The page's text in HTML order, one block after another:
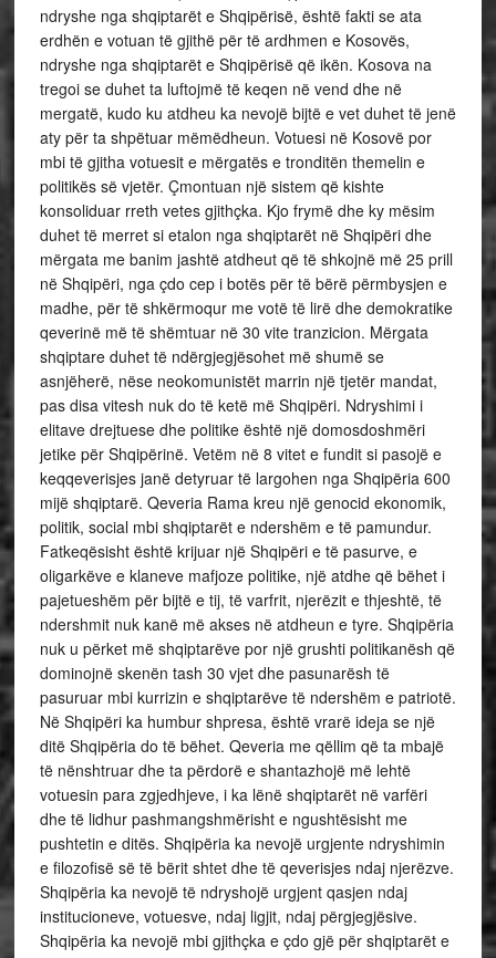
ndryshe nga shqiptarët e Shqipërisë, është fakti se ata
erdhën e votuan të gjithë për të ardhmen e Kosovës,
ndryshe nga shqiptarët e Shqipërisë që ikën. Kosova na
tregoi se duhet ta luftojmë të keqen në vend dhe në
mergatë, kudo ku atdheu ka nevojë bijtë e vet duhet të jenë
aty për ta shpëtuar mëmëdheun. Votuesi në Kosovë por
mbi të gjitha votuesit e mërgatës e tronditën themelin e
politikës së vjetër. Çmontuan një sistem që kishte
konsoliduar rreth vetes gjithçka. Kjo frymë dhe ky mësim
duhet të merret si etalon nga shqiptarët në Shqipëri dhe
mërgata me banim jashtë atdheut që të shkojnë më 25 prill
në Shqipëri, nga çdo cep i botës për të bërë përmbysjen e
madhe, për të shkërmoqur me votë të lirë dhe demokratike
qeverinë më të shëmtuar në 30 vite tranzicion. Mërgata
shqiptare duhet të ndërgjegjësohet më shumë se
asnjëherë, nëse neokomunistët marrin një tjetër mandat,
pas disa vitesh nuk do të ketë më Shqipëri. Ndryshimi i
elitave drejtuese dhe politike është një domosdoshmëri
jetike për Shqipërinë. Vetëm në 8 vitet e fundit si pasojë e
keqqeverisjes janë detyruar të largohen nga Shqipëria 600
mijë shqiptarë. Qeveria Rama kreu një genocid ekonomik,
politik, social mbi shqiptarët e ndershëm e të pamundur.
Fatkeqësisht është krijuar një Shqipëri e të pasurve, e
oligarkëve e klaneve mafjoze politike, një atdhe që bëhet i
pajetueshëm për bijtë e tij, të varfrit, njerëzit e thjeshtë, të
ndershmit nuk kanë më akses në atdheun e tyre. Shqipëria
nuk u përket më shqiptarëve por një grushti politikanësh që
dominojnë skenën tash 30 vjet dhe pasunarësh të
pasuruar mbi kurrizin e shqiptarëve të ndershëm e patriotë.
Në Shqipëri ka humbur shpresa, është vrarë ideja se një
ditë Shqipëria do të bëhet. Qeveria me qëllim që ta mbajë
të nënshtruar dhe ta përdorë e shantazhojë më lehtë
votuesin para zgjedhjeve, i ka lënë shqiptarët në varfëri
dhe të lidhur pashmangshmërisht e ngushtësisht me
pushtetin e ditës. Shqipëria ka nevojë urgjente ndryshimin
e filozofisë së të bërit shtet dhe të qeverisjes ndaj njerëzve.
Shqipëria ka nevojë të ndryshojë urgjent qasjen ndaj
institucioneve, votuesve, ndaj ligjit, ndaj përgjegjësive.
Shqipëria ka nevojë mbi gjithçka e çdo gjë për shqiptarët e